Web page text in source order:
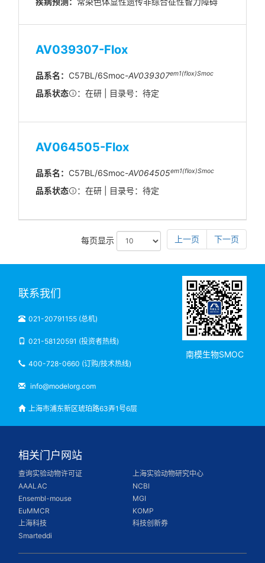
AV039307-Flox
品系名： C57BL/6Smoc-AV039307em1(flox)Smoc
品系状态 ：在研 | 目录号：待定
AV064505-Flox
品系名： C57BL/6Smoc-AV064505em1(flox)Smoc
品系状态 ：在研 | 目录号：待定
每页显示 上一页 下一页
联系我们
021-20791155 (总机)
021-58120591 (投资者热线)
400-728-0660 (订购/技术热线)
info@modelorg.com
上海市浦东新区琥珀路63弄1号6层
南模生物SMOC
相关门户网站
查询实验动物许可证
上海实验动物研究中心
AAALAC
NCBI
Ensembl-mouse
MGI
EuMMCR
KOMP
上海科技
科技创新券
Smarteddi